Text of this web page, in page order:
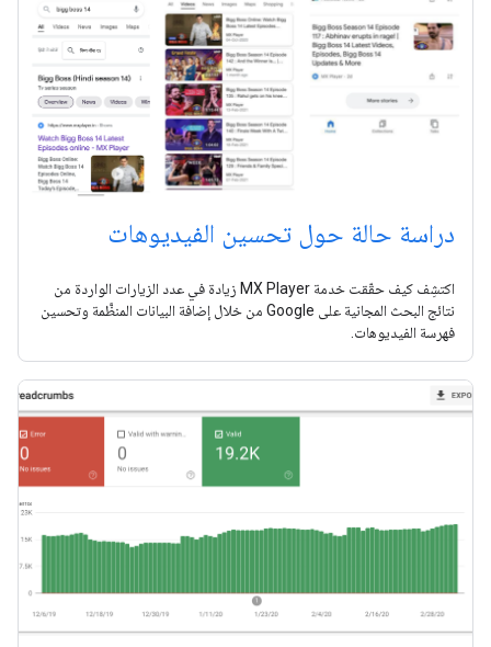
دراسة حالة حول تحسين الفيديوهات
اكتشِف كيف حقّقت خدمة MX Player زيادة في عدد الزيارات الواردة من
نتائج البحث المجانية على Google من خلال إضافة البيانات المنظَّمة وتحسين
فهرسة الفيديوهات.